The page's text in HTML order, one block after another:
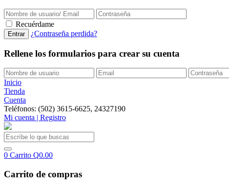
Recuérdame
¿Contraseña perdida?
Rellene los formularios para crear su cuenta
Inicio
Tienda
Cuenta
Teléfonos: (502) 3615-6625, 24327190
Mi cuenta | Registro
0 Carrito Q0.00
Carrito de compras